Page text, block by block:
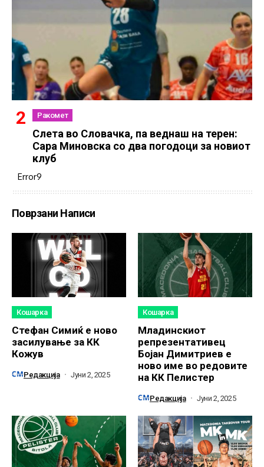
Ракомет
Слетa во Словачка, па веднаш на терен:
Сара Миновска со два погодоци за новиот
клуб
Error9
Поврзани Написи
Кошарка
Стефан Симиќ е ново
засилување за КК
Кожув
Редакција Јуни 2, 2025
Кошарка
Младинскиот
репрезентативец
Бојан Димитриев е
ново име во редовите
на КК Пелистер
Редакција Јуни 2, 2025